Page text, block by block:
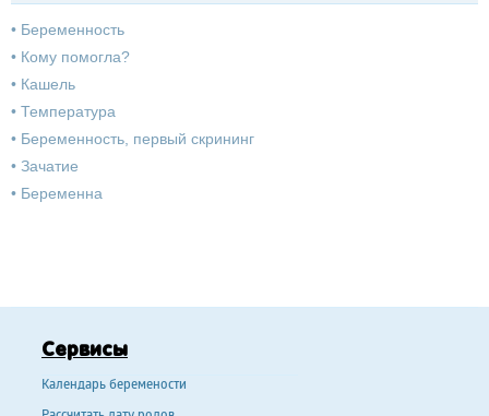
• Беременность
• Кому помогла?
• Кашель
• Температура
• Беременность, первый скрининг
• Зачатие
• Беременна
Сервисы
Календарь беремености